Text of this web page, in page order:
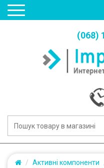
(‎068)
Активні компоненти